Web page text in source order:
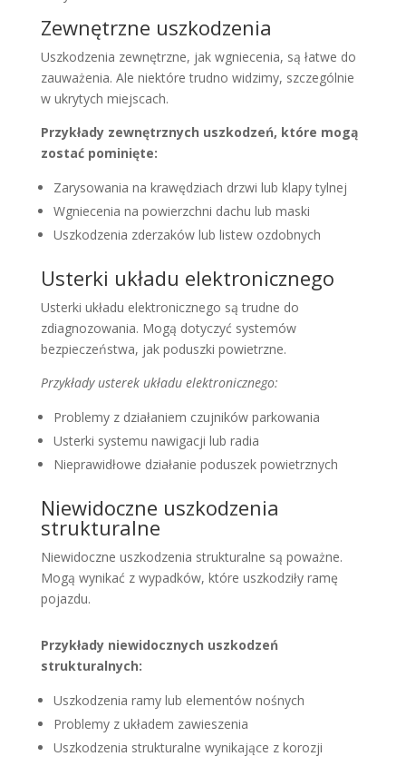
Zewnętrzne uszkodzenia
Uszkodzenia zewnętrzne, jak wgniecenia, są łatwe do
zauważenia. Ale niektóre trudno widzimy, szczególnie
w ukrytych miejscach.
Przykłady zewnętrznych uszkodzeń, które mogą
zostać pominięte:
Zarysowania na krawędziach drzwi lub klapy tylnej
Wgniecenia na powierzchni dachu lub maski
Uszkodzenia zderzaków lub listew ozdobnych
Usterki układu elektronicznego
Usterki układu elektronicznego są trudne do
zdiagnozowania. Mogą dotyczyć systemów
bezpieczeństwa, jak poduszki powietrzne.
Przykłady usterek układu elektronicznego:
Problemy z działaniem czujników parkowania
Usterki systemu nawigacji lub radia
Nieprawidłowe działanie poduszek powietrznych
Niewidoczne uszkodzenia
strukturalne
Niewidoczne uszkodzenia strukturalne są poważne.
Mogą wynikać z wypadków, które uszkodziły ramę
pojazdu.
Przykłady niewidocznych uszkodzeń
strukturalnych:
Uszkodzenia ramy lub elementów nośnych
Problemy z układem zawieszenia
Uszkodzenia strukturalne wynikające z korozji